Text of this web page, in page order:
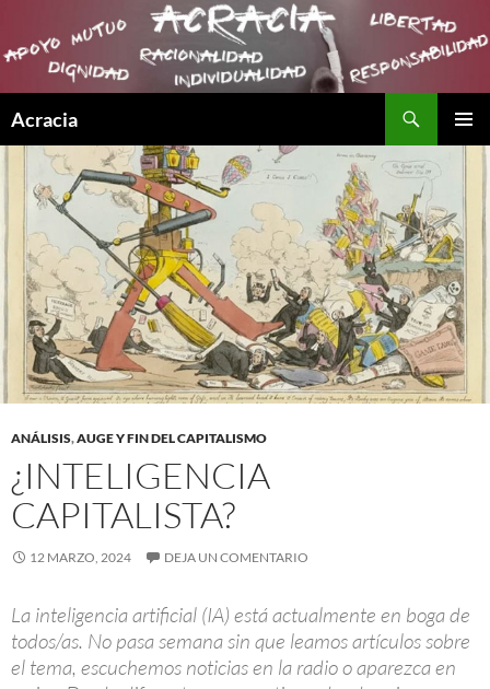
Acracia
CONTENIDO
ANÁLISIS,AUGE Y FIN DEL CAPITALISMO
¿INTELIGENCIA
CAPITALISTA?
12 MARZO, 2024 DEJA UN COMENTARIO
La inteligencia artificial (IA) está actualmente en boga de
todos/as. No pasa semana sin que leamos artículos sobre
el tema, escuchemos noticias en la radio o aparezca en